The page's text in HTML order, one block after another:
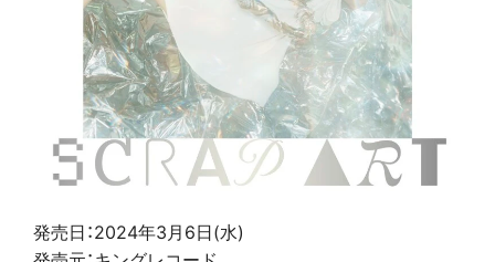
発売日：2024年3月6日(水)